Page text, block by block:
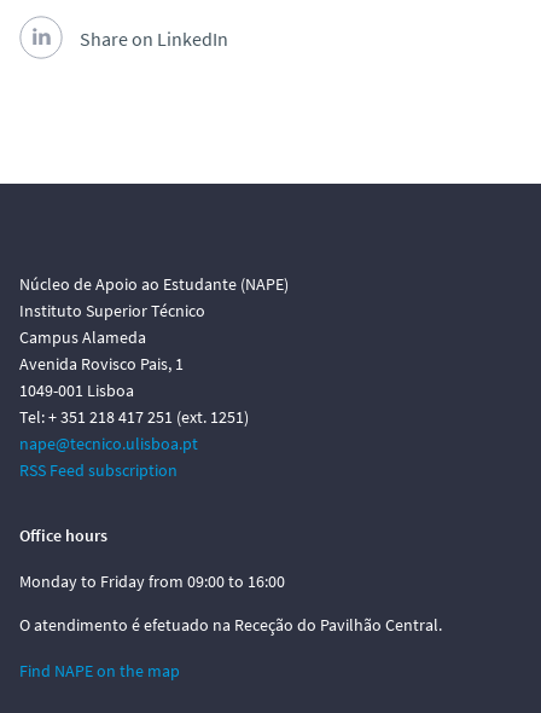
Share on LinkedIn
Núcleo de Apoio ao Estudante (NAPE)
Instituto Superior Técnico
Campus Alameda
Avenida Rovisco Pais, 1
1049-001 Lisboa
Tel: + 351 218 417 251 (ext. 1251)
nape@tecnico.ulisboa.pt
RSS Feed subscription
Office hours
Monday to Friday from 09:00 to 16:00
O atendimento é efetuado na Receção do Pavilhão Central.
Find NAPE on the map